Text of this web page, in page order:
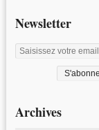
Newsletter
Archives